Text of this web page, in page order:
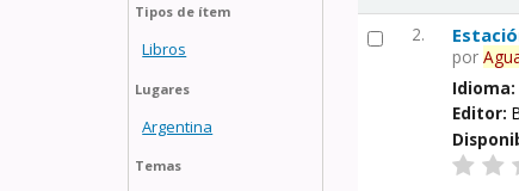
Tipos de ítem
Libros
Lugares
Argentina
Temas
2.
por
Editor: